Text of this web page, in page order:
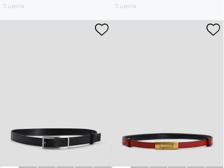
3 цвета 3 цвета